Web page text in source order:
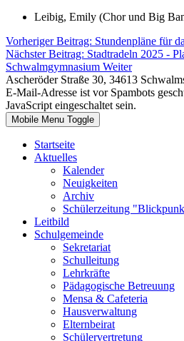
Leibig, Emily (Chor und Big
Vorheriger Beitrag: Stundenpläne für
Nächster Beitrag: Stadtradeln 2025 -
Schwalmgymnasium Weiter
Ascheröder Straße 30, 34613
E-Mail-Adresse ist vor Spambots
JavaScript eingeschaltet sein.
Mobile Menu Toggle
Startseite
Aktuelles
Kalender
Neuigkeiten
Archiv
Schülerzeitung
Leitbild
Schulgemeinde
Sekretariat
Schulleitung
Lehrkräfte
Pädagogische Betreuung
Mensa & Cafeteria
Hausverwaltung
Elternbeirat
Schülervertretung